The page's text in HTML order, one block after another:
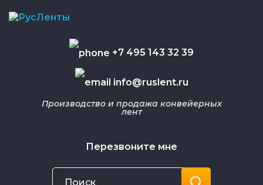
+7 495 143 32 39
info@ruslent.ru
Перезвоните мне
Производство и продажа конвейерных
лент